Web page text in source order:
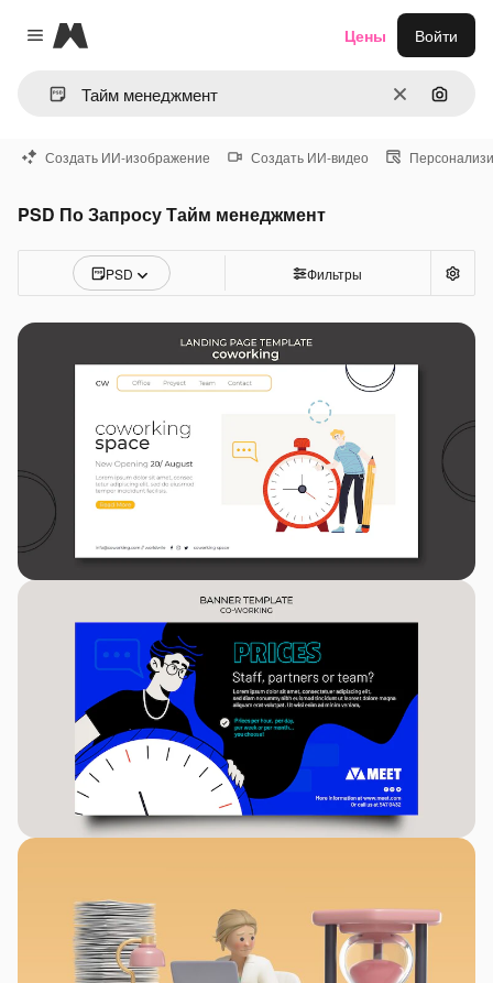
Close menu
Magnific
ОчиститьПоиск
Цены Войти
Создать ИИ-изображение Создать ИИ-видео
PSD По Запросу Тайм менеджмент
PSD Фильтры